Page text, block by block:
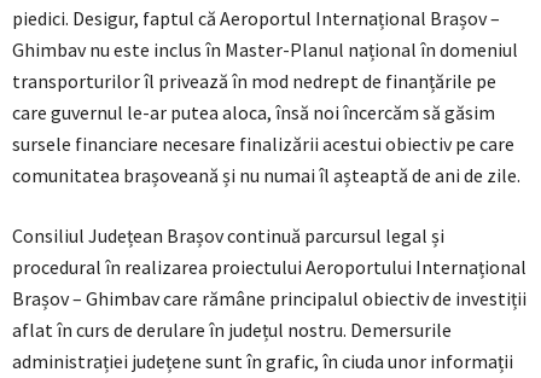
piedici. Desigur, faptul că Aeroportul Internațional Brașov –
Ghimbav nu este inclus în Master-Planul național în domeniul
transporturilor îl privează în mod nedrept de finanțările pe
care guvernul le-ar putea aloca, însă noi încercăm să găsim
sursele financiare necesare finalizării acestui obiectiv pe care
comunitatea brașoveană și nu numai îl așteaptă de ani de zile.
Consiliul Județean Brașov continuă parcursul legal și
procedural în realizarea proiectului Aeroportului Internațional
Brașov – Ghimbav care rămâne principalul obiectiv de investiții
aflat în curs de derulare în județul nostru. Demersurile
administrației județene sunt în grafic, în ciuda unor informații